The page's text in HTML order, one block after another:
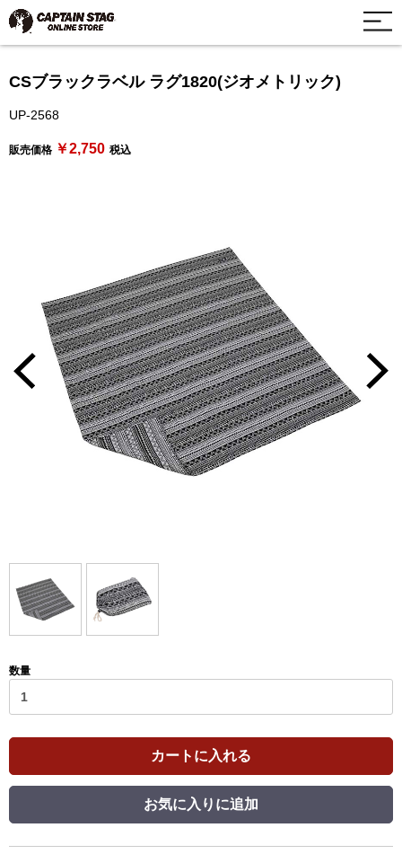
CSブラックラベル ラグ1820(ジオメトリック)
UP-2568
販売価格 ￥2,750 税込
数量
カートに入れる
お気に入りに追加